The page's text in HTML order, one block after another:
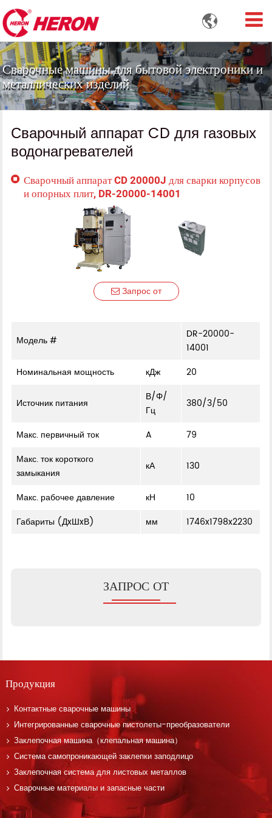

Сварочные машины для бытовой электроники и
металлических изделий
Сварочный аппарат CD для газовых
водонагревателей
Сварочный аппарат CD 20000J для сварки корпусов
и опорных плит, DR-20000-14001
Запрос от
Модель #
DR-20000-
14001
Номинальная мощность
кДж 20
Источник питания
В/Φ/
Гц
380/3/50
Макс. первичный ток A
79
Макс. ток короткого
замыкания
кА 130
Макс. рабочее давление кН
10
Габариты (ДxШxВ)
мм 1746x1798x2230
ЗАПРОС ОТ
Продукция
Контактные сварочные машины
Интегрированные сварочные пистолеты-преобразователи
Заклепочная машина（клепальная машина）
Система самопроникающей заклепки заподлицо
Заклепочная система для листовых металлов
Сварочные материалы и запасные части